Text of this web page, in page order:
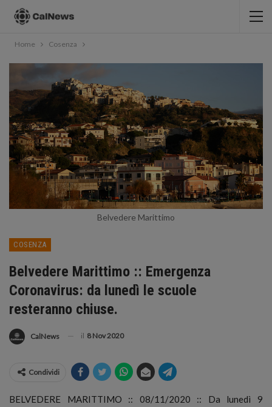
Home Cosenza
Belvedere Marittimo
COSENZA
Belvedere Marittimo :: Emergenza
Coronavirus: da lunedì le scuole
resteranno chiuse.
CalNews il 8 Nov 2020
Condividi
BELVEDERE MARITTIMO :: 08/11/2020 :: Da lunedì 9